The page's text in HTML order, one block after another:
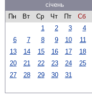
січень
Пн
Вт Ср Чт Пт Сб
1
2 3 4
6
7 8 9 10 11
13
14 15 16 17 18
20
21 22 23 24 25
27
28 29 30 31